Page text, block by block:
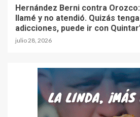
Hernández Berni contra
llamé y no atendió. Quizás
adicciones, puede ir con
julio 28, 2026